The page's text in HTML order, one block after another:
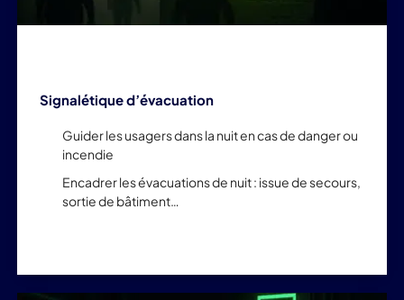
Signalétique d’évacuation
Guider les usagers dans la nuit en cas de danger ou
incendie
Encadrer les évacuations de nuit : issue de secours,
sortie de bâtiment…